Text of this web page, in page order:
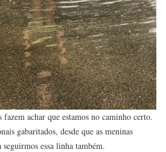
fazem achar que estamos no caminho certo.
gabaritados, desde que as meninas
essa linha também.